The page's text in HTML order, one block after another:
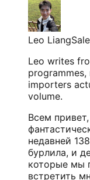
Leo Liang
Leo writes
importers
volume.
Всем
недавней
бурлила, и
которые мы
встретить